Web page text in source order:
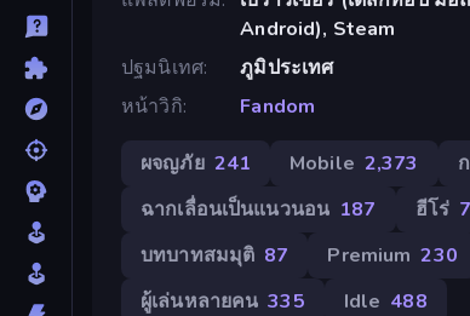
Android), Steam
ปฐมนิเทศ
ภูมิประเทศ
หน้าวิกิ
Fandom
ผจญภัย 241 Mobile 2,373
ฉากเลื่อนเป็นแนวนอน 187 ฮีโร่
บทบาทสมมุติ 87 Premium 230
ผู้เล่นหลายคน 335 Idle 488